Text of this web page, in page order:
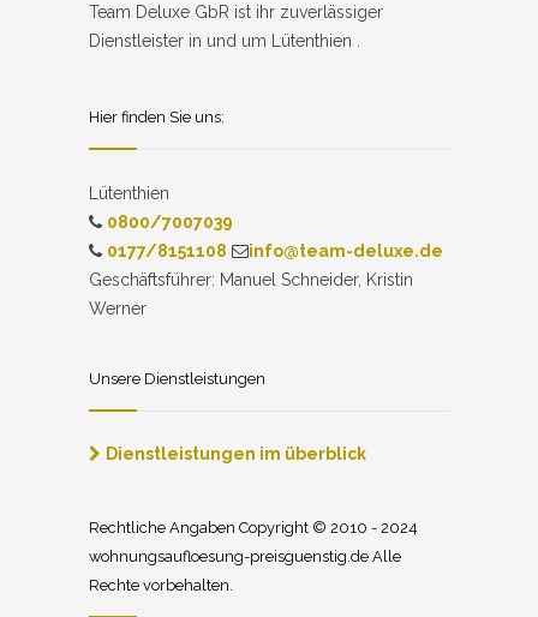
Team Deluxe GbR ist ihr zuverlässiger
Dienstleister in und um Lütenthien .
Hier finden Sie uns:
Lütenthien
0800/7007039
0177/8151108
info@team-deluxe.de
Geschäftsführer: Manuel Schneider, Kristin
Werner
Unsere Dienstleistungen
Dienstleistungen im überblick
Rechtliche Angaben Copyright © 2010 - 2024
wohnungsaufloesung-preisguenstig.de Alle
Rechte vorbehalten.